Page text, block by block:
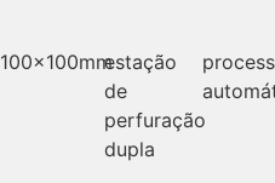
100x100mmestação
de
perfuração
dupla